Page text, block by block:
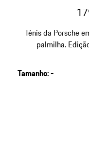
Ténis da Porsche
palmilha.
Tamanho:-